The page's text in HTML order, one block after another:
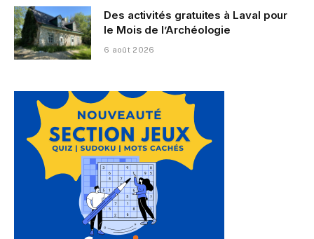
Des activités gratuites à Laval pour
le Mois de l’Archéologie
6 août 2026